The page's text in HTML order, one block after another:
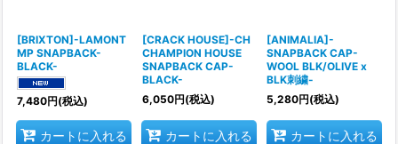
[BRIXTON]-LAMONT
MP SNAPBACK-
BLACK-
7,480円(税込)
カートに入れる
[CRACK HOUSE]-CH
CHAMPION HOUSE
SNAPBACK CAP-
BLACK-
6,050円(税込)
カートに入れる
[ANIMALIA]-
SNAPBACK CAP-
WOOL BLK/OLIVE x
BLK刺繍-
5,280円(税込)
カートに入れる